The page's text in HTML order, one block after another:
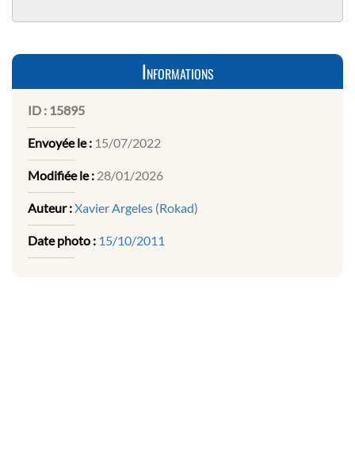
Informations
ID : 15895
Envoyée le : 15/07/2022
Modifiée le : 28/01/2026
Auteur :Xavier Argeles (Rokad)
Date photo : 15/10/2011